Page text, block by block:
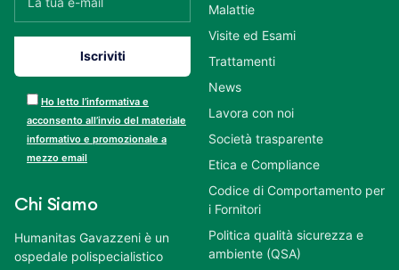
Ho letto l’informativa e
acconsento all’invio del materiale
informativo e promozionale a
mezzo email
Chi Siamo
Humanitas Gavazzeni è un
ospedale polispecialistico
Malattie
Visite ed Esami
Trattamenti
News
Lavora con noi
Società trasparente
Etica e Compliance
Codice di Comportamento per
i Fornitori
Politica qualità sicurezza e
ambiente (QSA)